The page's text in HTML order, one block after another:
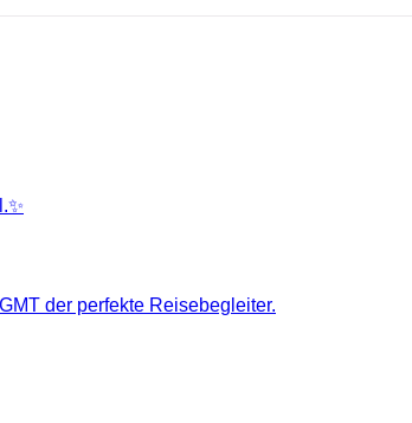
der perfekte Reisebegleiter.